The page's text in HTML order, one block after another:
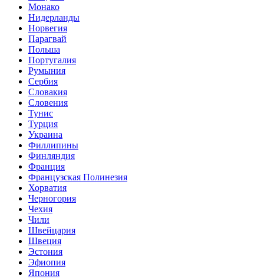
Монако
Нидерланды
Норвегия
Парагвай
Польша
Португалия
Румыния
Сербия
Словакия
Словения
Тунис
Турция
Украина
Филлипины
Финляндия
Франция
Французская Полинезия
Хорватия
Черногория
Чехия
Чили
Швейцария
Швеция
Эстония
Эфиопия
Япония